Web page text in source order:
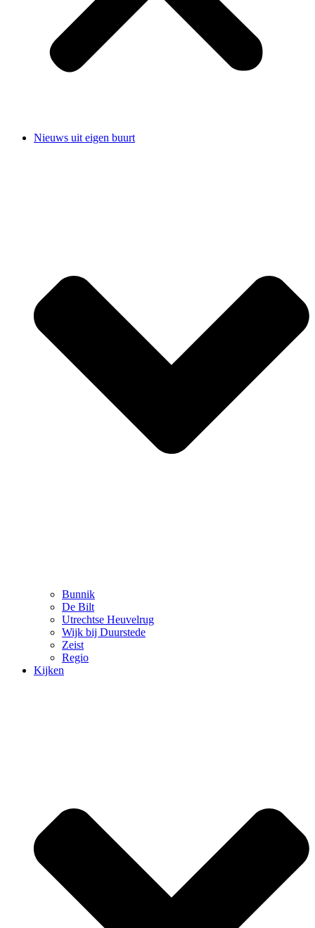
Nieuws uit eigen buurt
Bunnik
De Bilt
Utrechtse Heuvelrug
Wijk bij Duurstede
Zeist
Regio
Kijken